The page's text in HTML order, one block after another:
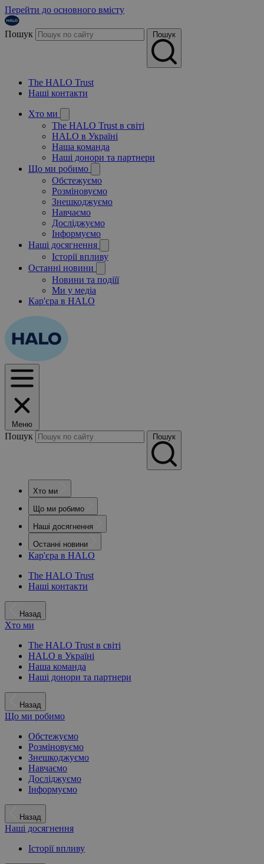
Перейти до основного вмісту
Пошук Пошук
The HALO Trust
Наші контакти
Хто ми
The HALO Trust в світі
HALO в Україні
Наша команда
Наші донори та партнери
Що ми робимо
Обстежуємо
Розміновуємо
Знешкоджуємо
Навчаємо
Досліджуємо
Інформуємо
Наші досягнення
Історії впливу
Останні новини
Новини та подіїї
Ми у медіа
Кар'єра в HALO
Меню
Пошук Пошук
Хто ми
Що ми робимо
Наші досягнення
Останні новини
Кар'єра в HALO
The HALO Trust
Наші контакти
Назад
Хто ми
The HALO Trust в світі
HALO в Україні
Наша команда
Наші донори та партнери
Назад
Що ми робимо
Обстежуємо
Розміновуємо
Знешкоджуємо
Навчаємо
Досліджуємо
Інформуємо
Назад
Наші досягнення
Історії впливу